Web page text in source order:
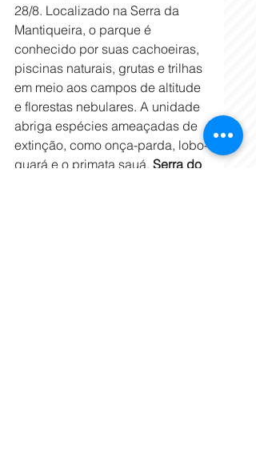
28/8. Localizado na Serra da
Mantiqueira, o parque é
conhecido por suas cachoeiras,
piscinas naturais, grutas e trilhas
em meio aos campos de altitude
e florestas nebulares. A unidade
abriga espécies ameaçadas de
extinção, como onça-parda, lobo-
guará e o primata sauá. Serra do